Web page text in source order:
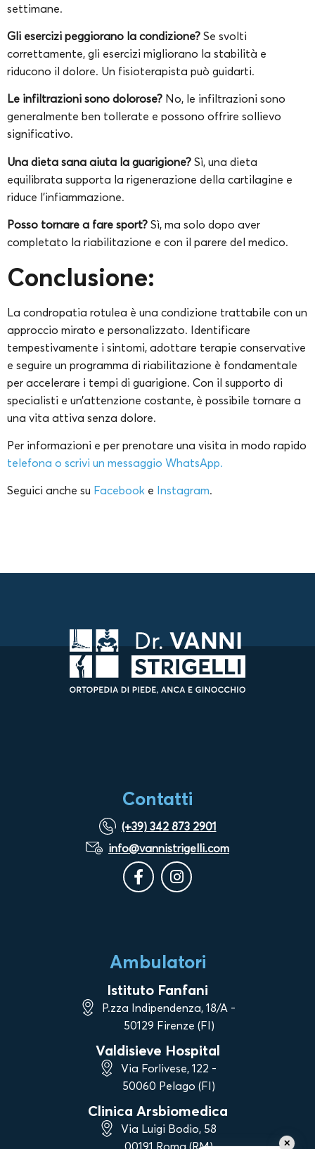
settimane.
Gli esercizi peggiorano la condizione? Se svolti
correttamente, gli esercizi migliorano la stabilità e
riducono il dolore. Un fisioterapista può guidarti.
Le infiltrazioni sono dolorose? No, le infiltrazioni sono
generalmente ben tollerate e possono offrire sollievo
significativo.
Una dieta sana aiuta la guarigione? Sì, una dieta
equilibrata supporta la rigenerazione della cartilagine e
riduce l’infiammazione.
Posso tornare a fare sport? Sì, ma solo dopo aver
completato la riabilitazione e con il parere del medico.
Conclusione:
La condropatia rotulea è una condizione trattabile con un
approccio mirato e personalizzato. Identificare
tempestivamente i sintomi, adottare terapie conservative
e seguire un programma di riabilitazione è fondamentale
per accelerare i tempi di guarigione. Con il supporto di
specialisti e un’attenzione costante, è possibile tornare a
una vita attiva senza dolore.
Per informazioni e per prenotare una visita in modo rapido
telefona o scrivi un messaggio WhatsApp.
Seguici anche su Facebook e Instagram.
Contatti
(+39) 342 873 2901
info@vannistrigelli.com
Ambulatori
Istituto Fanfani
P.zza Indipendenza, 18/A -
50129 Firenze (FI)
Valdisieve Hospital
Via Forlivese, 122 -
50060 Pelago (FI)
Clinica Arsbiomedica
Via Luigi Bodio, 58
✕